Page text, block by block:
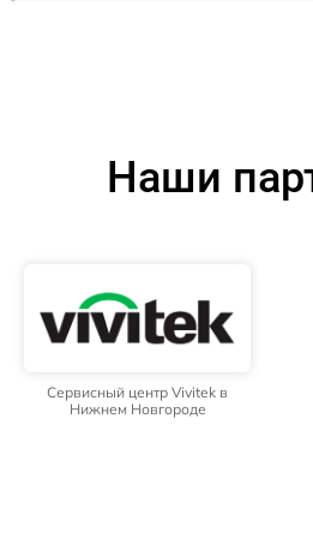
Наши
Сервисный центр Vivitek в
Нижнем Новгороде